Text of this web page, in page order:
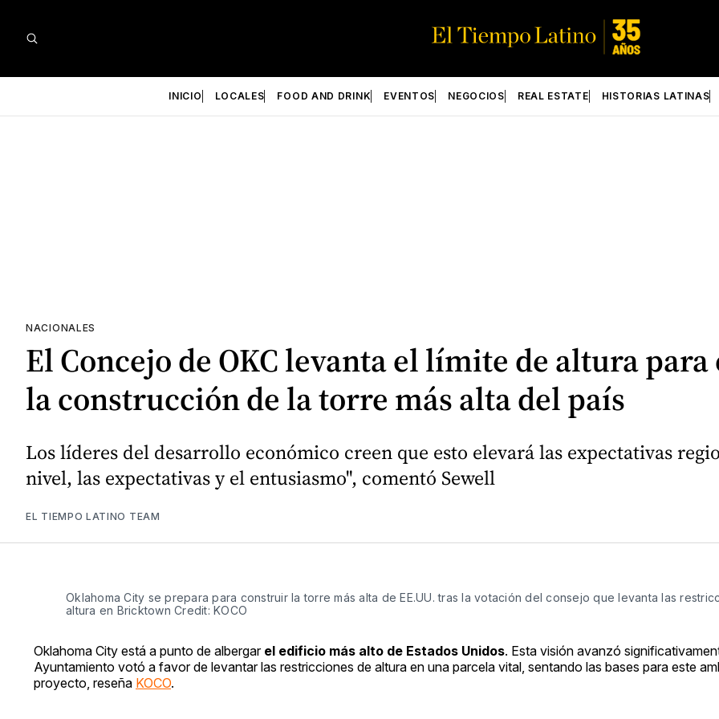
INICIO LOCALES FOOD AND DRINK EVENTOS NEGOCIOS REAL ESTATE HISTORIAS LATINAS
NACIONALES
El Concejo de OKC levanta el límite de altura
la construcción de la torre más alta del país
Los líderes del desarrollo económico creen que esto elevará las expectativas
nivel, las expectativas y el entusiasmo", comentó Sewell
EL TIEMPO LATINO TEAM
Oklahoma City se prepara para construir la torre más alta de EE.UU. tras la votación del consejo que levanta las
altura en Bricktown Credit: KOCO
Oklahoma City está a punto de albergar el edificio más alto de Estados Unidos. Esta visión avanzó
Ayuntamiento votó a favor de levantar las restricciones de altura en una parcela vital, sentando las bases para este
proyecto, reseña KOCO.